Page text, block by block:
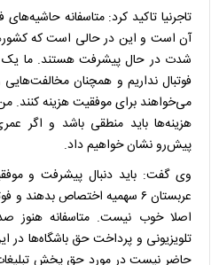
تاجرنیا تاکید کرد: متاسفانه حاشیه‌های
آن است و این در حالی است که
شدت در حال پیشرفت هستند. ما یک
فوتبال نداریم و همچنان
می‌خواهند برای موفقیت هزینه
هزینه‌ها باید منطقی باشد و اگر
پیش‌رو نشان خواهیم داد.
وی گفت: باید دنبال پیشرفت و
اصلا خوب نیست. متاسفانه هنوز
تلویزیونی و پرداخت حق باشگاه‌ها در